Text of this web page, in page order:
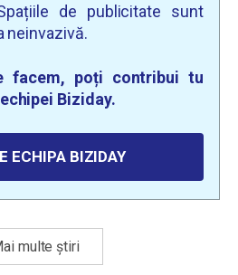
de publicitate sunt
neinvazivă.
facem, poți contribui tu
Biziday.
ECHIPA BIZIDAY
multe știri